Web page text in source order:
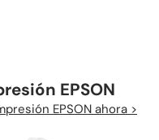
EPSON
EPSON ahora >